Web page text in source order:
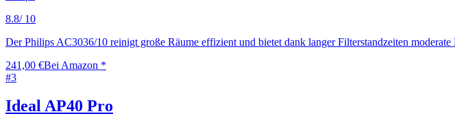
8.8/ 10
Der Philips AC3036/10 reinigt große Räume effizient und bietet dank langer Filterstandzeiten
241,00 €Bei Amazon *
#3
Ideal AP40 Pro